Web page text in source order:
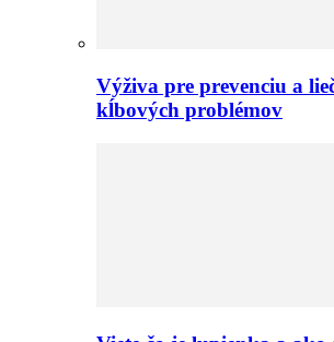
Výživa pre prevenciu a
kĺbových problémov